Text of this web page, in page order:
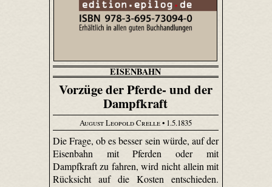
EISENBAHN
Vorzüge der Pferde- und der
Dampfkraft
August Leopold Crelle• 1.5.1835
Die Frage, ob es besser sein würde, auf der
Eisenbahn mit Pferden oder mit
Dampfkraft zu fahren, wird nicht allein mit
Rücksicht auf die Kosten entschieden.